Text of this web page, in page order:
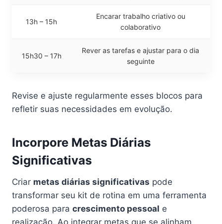
13h – 15h
Encarar trabalho criativo ou
colaborativo
15h30 – 17h
Rever as tarefas e ajustar para o dia
seguinte
Revise e ajuste regularmente esses blocos para
refletir suas necessidades em evolução.
Incorpore Metas Diárias
Significativas
Criar metas diárias significativas pode
transformar seu kit de rotina em uma ferramenta
poderosa para crescimento pessoal e
realização. Ao integrar metas que se alinham